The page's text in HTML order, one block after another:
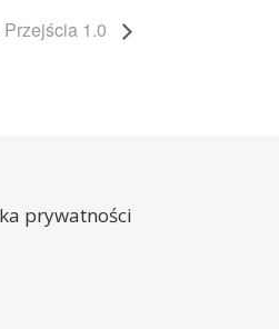
1.0
prywatności